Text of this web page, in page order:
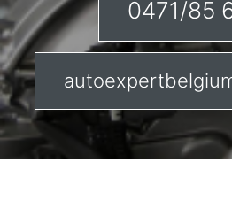
0471/85